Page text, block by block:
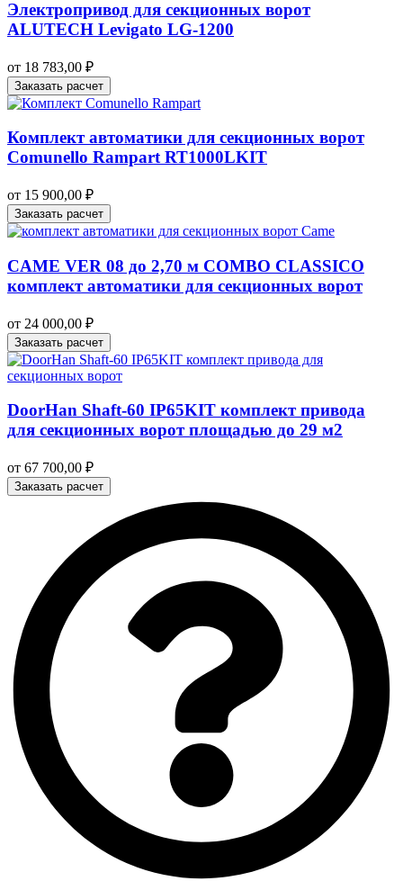
Электропривод для секционных ворот
ALUTECH Levigato LG-1200
от 18 783,00 ₽
Заказать расчет
Комплект автоматики для секционных ворот
Comunello Rampart RT1000LKIT
от 15 900,00 ₽
Заказать расчет
CAME VER 08 до 2,70 м COMBO CLASSICO
комплект автоматики для секционных ворот
от 24 000,00 ₽
Заказать расчет
DoorHan Shaft-60 IP65KIT комплект привода
для секционных ворот площадью до 29 м2
от 67 700,00 ₽
Заказать расчет